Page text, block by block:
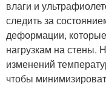
влаги и
следить за
деформации,
нагрузкам на стены.
изменений
чтобы